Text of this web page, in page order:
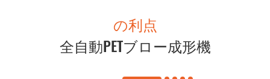
の利点
全自動PETブロー成形機